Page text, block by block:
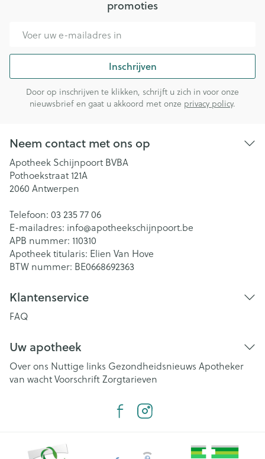
promoties
Inschrijven
Door op inschrijven te klikken, schrijft u zich in voor onze
nieuwsbrief en gaat u akkoord met onze privacy policy.
Neem contact met ons op
Apotheek Schijnpoort BVBA
Pothoekstraat 121A
2060 Antwerpen
Telefoon: 03 235 77 06
E-mailadres: info@apotheekschijnpoort.be
APB nummer: 110310
Apotheek titularis: Elien Van Hove
BTW nummer: BE0668692363
Klantenservice
FAQ
Uw apotheek
Over ons Nuttige links Gezondheidsnieuws Apotheker
van wachtVoorschriftZorgtarieven